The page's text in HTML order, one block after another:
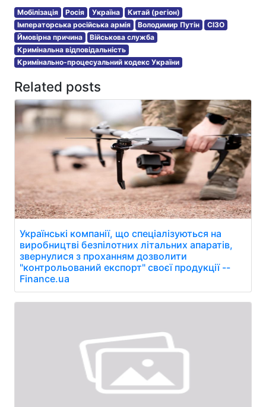
Мобілізація Росія Україна
Китай (регіон)
Імператорська російська армія
Володимир Путін
СІЗО
Ймовірна причина
Військова служба
Кримінальна відповідальність
Кримінально-процесуальний кодекс України
Related posts
Українські компанії, що спеціалізуються на
виробництві безпілотних літальних апаратів,
звернулися з проханням дозволити
"контрольований експорт" своєї продукції --
Finance.ua